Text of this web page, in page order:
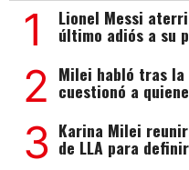
1 Lionel Messi
último adiós a su
2 Milei habló tras la
cuestionó a
3 Karina Milei
de LLA para